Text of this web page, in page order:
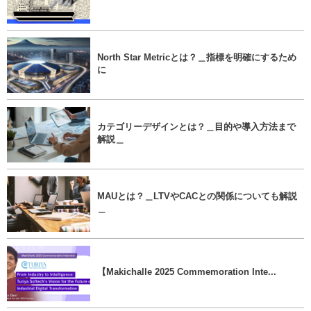
North Star Metricとは？＿指標を明確にするため
に
カテゴリーデザインとは？＿目的や導入方法まで
解説＿
MAUとは？＿LTVやCACとの関係についても解説
【Makichalle 2025 Commemoration Inte...